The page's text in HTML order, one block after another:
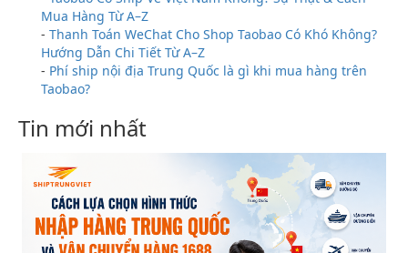
Mua Hàng Từ A–Z
- Thanh Toán WeChat Cho Shop Taobao Có Khó Không?
Hướng Dẫn Chi Tiết Từ A–Z
- Phí ship nội địa Trung Quốc là gì khi mua hàng trên
Taobao?
Tin mới nhất